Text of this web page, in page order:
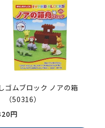
ゴムブロック ノアの箱
50316）
円